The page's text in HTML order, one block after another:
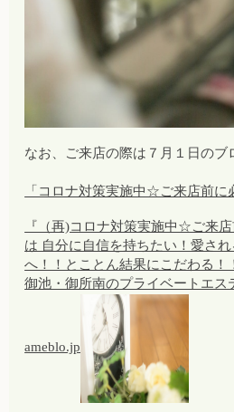
なお、ご来店の際は７月１日のブ
「コロナ対策実施中☆ご来店前に
『（再)コロナ対策実施中☆ご来店
は 自分に自信を持ちたい！愛さ
へ！！とことん結果にこだわる！
御池・御所南のプライベートエス
ameblo.jp